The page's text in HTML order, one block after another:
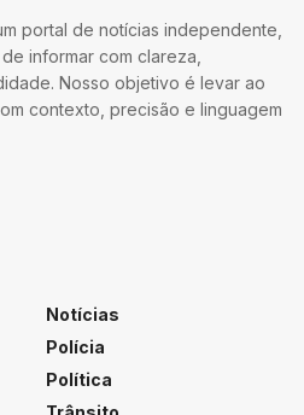
portal de notícias independente,
informar com clareza,
Nosso objetivo é levar ao
contexto, precisão e linguagem
Notícias
Polícia
Política